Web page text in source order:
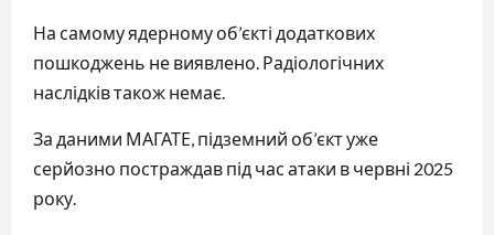
На самому ядерному об’єкті додаткових
пошкоджень не виявлено. Радіологічних
наслідків також немає.
За даними МАГАТЕ, підземний об’єкт уже
серйозно постраждав під час атаки в червні 2025
року.